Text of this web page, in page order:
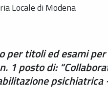
Locale di Modena
per titoli ed esami
1 posto di:
psichiatrica